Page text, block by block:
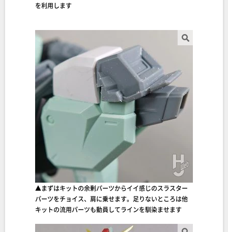
を利用します
▲まずはキットの余剰パーツからイイ感じのスラスター
パーツをチョイス、肩に乗せます。足りないところは他
キットの流用パーツも動員してラインを馴染ませます